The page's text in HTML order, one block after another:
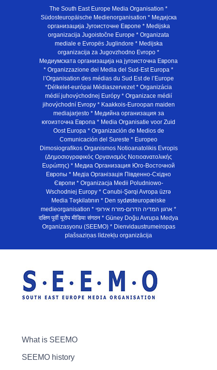
The South East Europe Media Organisation *
Südosteuropäische Medienorganisation * Медијска
организација Југоисточне Европе * Medijska
organizacija Jugoistočne Europe * Organizata
mediale e Evropës Juglindore * Medijska
organizacija za Jugovzhodno Evropo *
Медиумската организација на југоисточна Европа
* Organizzazione dei Media del Sud-Est Europa *
l’Organisation des médias du Sud Est de l’Europe
*Délkelet-európai Médiaszervezet * Organizácia
médií juhovýchodnej Európy * Organizace médií
jihovýchodní Evropy * Kaakkois-Euroopan maiden
mediajarjesto * Медийна организация за
югоизточна Европа * Media Organisatie voor Zuid
Oost Europa * Organización de Medios de
Comunicación del Sureste * Europeo
Dimosiografikos Organismos Notioanatolikis Evropis
(Δημοσιογραφικός Οργανισμός Νοτιοανατολικής
Ευρώπης) * Медиа Организация Юго-Восточной
Европы * Медiа Органiзацiя Пiвденно-Схiдно
Європи * Organizacja Medii Poludniowo-
Wschodniej Europy * Cənubi-Şərqi Avropa üzrə
Media Təşkilatının * Den sydøsteuropæiske
medieorganisation * ארגון המדיה הדרום-מזרח אירופי *
दक्षिण पूर्वी यूरोप मीडिया संगठन * Güney Doğu Avrupa Medya
Organizasyonu (SEEMO) * Dienvidaustrumeiropas
plašsaziņas līdzekļu organizācija
What is SEEMO
SEEMO history